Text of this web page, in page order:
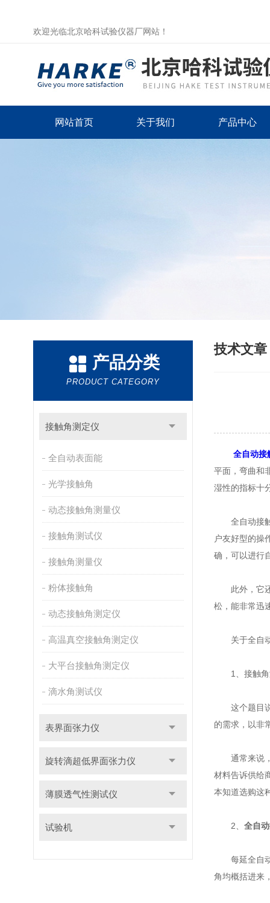
欢迎光临北京哈科试验仪器厂网站！
网站首页 关于我们 产品中心
产品分类
PRODUCT CATEGORY
接触角测定仪
全自动表面能
光学接触角
动态接触角测量仪
接触角测试仪
接触角测量仪
粉体接触角
动态接触角测定仪
高温真空接触角测定仪
大平台接触角测定仪
滴水角测试仪
表界面张力仪
旋转滴超低界面张力仪
薄膜透气性测试仪
试验机
技术文章
全自动接
平面，弯曲和
湿性的指标十
全自动接触
户友好型的操
确，可以进行
此外，它还
松，能非常迅
关于全自动
1、接触角
这个题目说
的需求，以非
通常来说，
材料告诉供给
本知道选购这
2、 全自
每延全自动
角均概括进来